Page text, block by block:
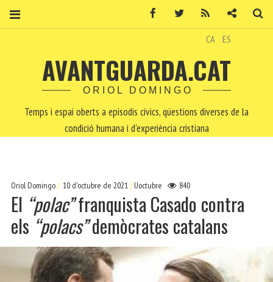
CA ES
AVANTGUARDA.CAT
ORIOL DOMINGO
Temps i espai oberts a episodis cívics, qüestions diverses de la
condició humana i d'experiència cristiana
Oriol Domingo 10 d'octubre de 2021 Uoctubre 840
El “polac”franquista Casado contra
els “polacs”demòcrates catalans
Facebook Twitter Contacte